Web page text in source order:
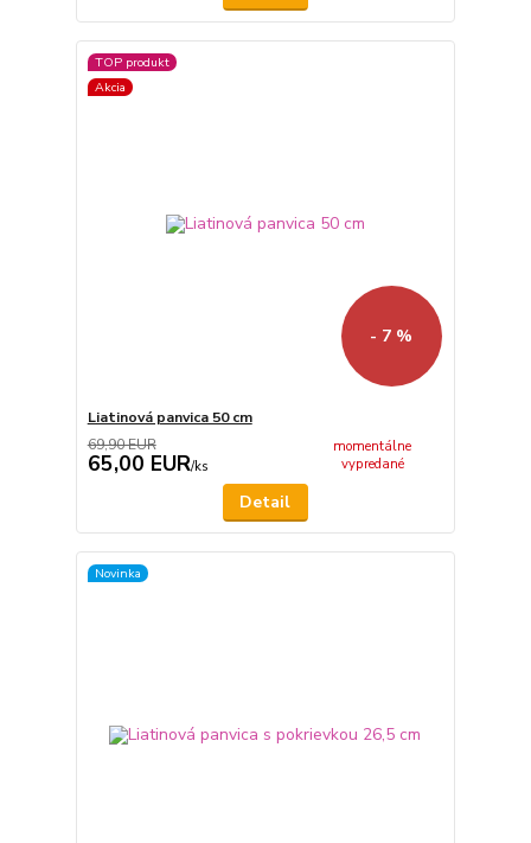
TOP produkt
Akcia
- 7 %
Liatinová panvica 50 cm
69,90 EUR
65,00 EUR/ks
momentálne
vypredané
Detail
Novinka